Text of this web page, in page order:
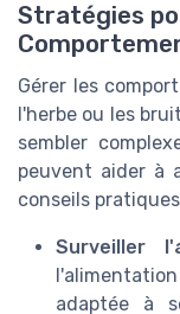
Stratégies
Gérer les
l'herbe ou les
sembler
peuvent aider à
conseils
Surveiller
adaptée à